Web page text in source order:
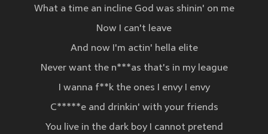
What a time an incline God was shinin' on me
Now I can't leave
And now I'm actin' hella elite
Never want the n***as that's in my league
I wanna f**k the ones I envy I envy
C*****e and drinkin' with your friends
You live in the dark boy I cannot pretend